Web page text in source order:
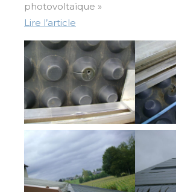
photovoltaïque »
Lire l’article